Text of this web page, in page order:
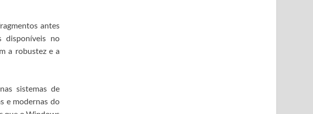
antes
disponíveis no
a robustez e a
sistemas de
e modernas do